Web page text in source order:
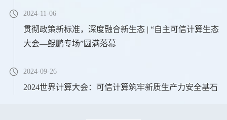
2024-11-06
贯彻政策新标准，深度融合新生态 | “自主可信计算生态
大会—鲲鹏专场”圆满落幕
2024-09-26
2024世界计算大会：可信计算筑牢新质生产力安全基石